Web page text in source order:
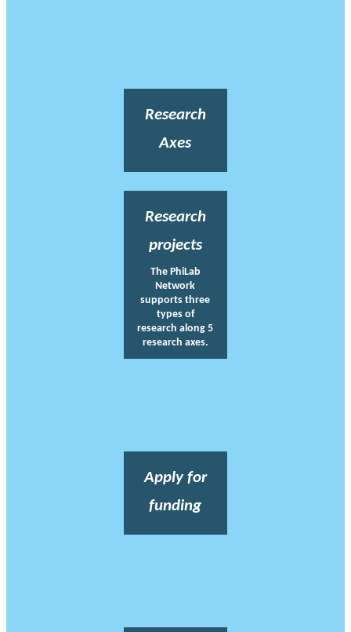
Research
Axes
Research
projects
The PhiLab
Network
supports three
types of
research along 5
research axes.
Apply for
funding